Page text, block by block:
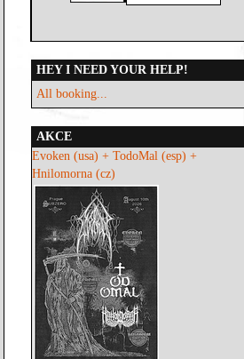
HEY I NEED YOUR HELP!
All booking...
AKCE
Evoken (usa) + TodoMal (esp) +
Hnilomorna (cz)